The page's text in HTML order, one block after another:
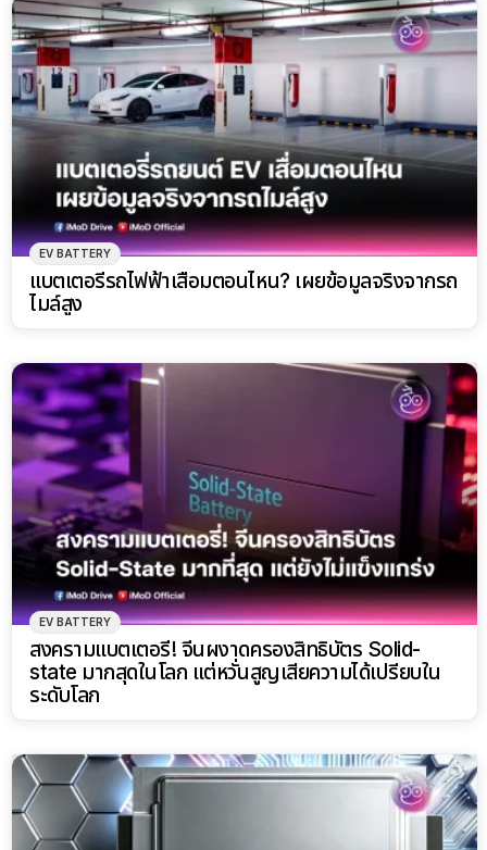
EV BATTERY
แบตเตอรี่รถไฟฟ้าเสื่อมตอนไหน? เผยข้อมูลจริงจากรถ
ไมล์สูง
EV BATTERY
สงครามแบตเตอรี่! จีนผงาดครองสิทธิบัตร Solid-
state มากสุดในโลก แต่หวั่นสูญเสียความได้เปรียบใน
ระดับโลก